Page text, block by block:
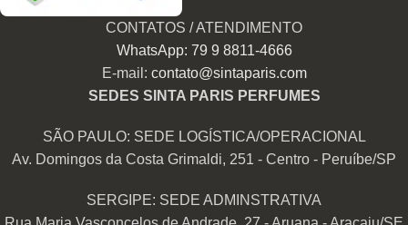
CONTATOS / ATENDIMENTO
WhatsApp: 79 9 8811-4666
E-mail: contato@sintaparis.com
SEDES SINTA PARIS PERFUMES
SÃO PAULO: SEDE LOGÍSTICA/OPERACIONAL
Av. Domingos da Costa Grimaldi, 251 - Centro - Peruíbe/SP
SERGIPE: SEDE ADMINSTRATIVA